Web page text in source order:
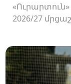
2026/27